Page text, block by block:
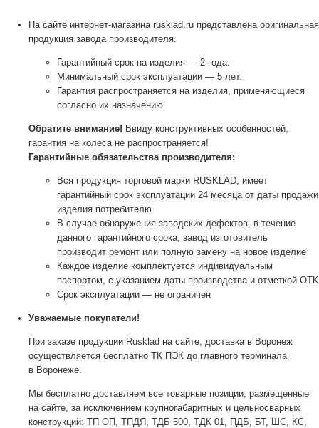
На сайте интернет-магазина rusklad.ru представлена оригинальная
продукция завода производителя.
Гарантийный срок на изделия — 2 года.
Минимальный срок эксплуатации — 5 лет.
Гарантия распространяется на изделия, применяющиеся
согласно их назначению.
Обратите внимание! Ввиду конструктивных особенностей,
гарантия на колеса не распространяется!
Гарантийные обязательства производителя:
Вся продукция торговой марки RUSKLAD, имеет
гарантийный срок эксплуатации 24 месяца от даты продажи
изделия потребителю
В случае обнаружения заводских дефектов, в течение
данного гарантийного срока, завод изготовитель
производит ремонт или полную замену на новое изделие
Каждое изделие комплектуется индивидуальным
паспортом, с указанием даты производства и отметкой ОТК
Срок эксплуатации — не ограничен
Уважаемые покупатели!
При заказе продукции Rusklad на сайте, доставка в Воронеж
осуществляется бесплатно ТК ПЭК до главного терминала
в Воронеже.
Мы бесплатно доставляем все товарные позиции, размещенные
на сайте, за исключением крупногабаритных и цельносварных
конструкций: ТП ОП, ТПДЯ, ТДБ 500, ТДК 01, ПДБ, БТ, ШС, КС,